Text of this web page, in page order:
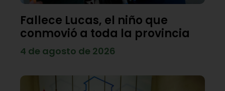
Fallece Lucas, el niño que
conmovió a toda la provincia
4 de agosto de 2026